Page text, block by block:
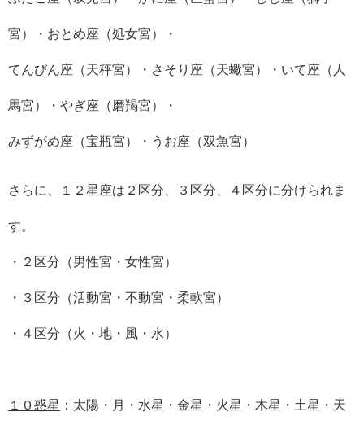
宮）・おとめ座（処女宮）・
てんびん座（天秤宮）・さそり座（天蠍宮）・いて座（人
馬宮）・やぎ座（磨羯宮）・
みずがめ座（宝瓶宮）・うお座（双魚宮）
さらに、１２星座は２区分、３区分、４区分に分けられま
す。
・２区分（男性宮・女性宮）
・３区分（活動宮・不動宮・柔軟宮）
・４区分（火・地・風・水）
１０惑星 ：太陽・月・水星・金星・火星・木星・土星・天